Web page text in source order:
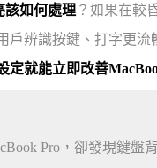
該如何處理 ？如果在較
戶辨識按鍵、打字更
定就能立即改善
Pro，卻發現鍵盤